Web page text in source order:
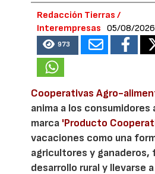
Redacción Tierras /
Interempresas
05/08/2026
973
Cooperativas Agro-
anima a los
marca 'Producto
vacaciones como una
agricultores y ganaderos,
desarrollo rural y llevarse